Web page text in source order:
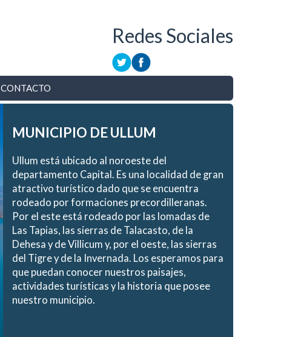
CONTACTO
Redes Sociales
MUNICIPIO DE ULLUM
Ullum está ubicado al noroeste del
departamento Capital. Es una localidad de gran
atractivo turístico dado que se encuentra
rodeado por formaciones precordilleranas.
Por el este está rodeado por las lomadas de
Las Tapias, las sierras de Talacasto, de la
Dehesa y de Villicum y, por el oeste, las sierras
del Tigre y de la Invernada. Los esperamos para
que puedan conocer nuestros paisajes,
actividades turísticas y la historia que posee
nuestro municipio.